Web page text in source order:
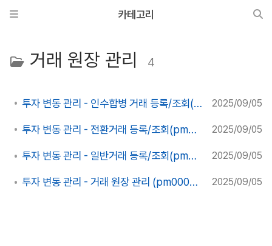
카테고리
거래 원장 관리 4
투자 변동 관리 - 인수합병 거래 등록/조회(pm0008~9) 2025/09/05
투자 변동 관리 - 전환거래 등록/조회(pm0006~7) 2025/09/05
투자 변동 관리 - 일반거래 등록/조회(pm0004~5) 2025/09/05
투자 변동 관리 - 거래 원장 관리 (pm0001~pm0003) 2025/09/05